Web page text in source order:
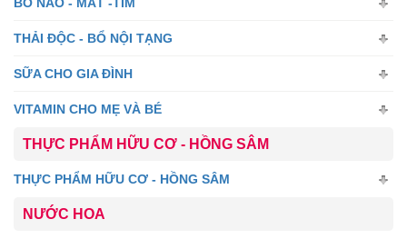
THẢI ĐỘC - BỔ NỘI TẠNG
SỮA CHO GIA ĐÌNH
VITAMIN CHO MẸ VÀ BÉ
THỰC PHẨM HỮU CƠ - HỒNG SÂM
THỰC PHẨM HỮU CƠ - HỒNG SÂM
NƯỚC HOA